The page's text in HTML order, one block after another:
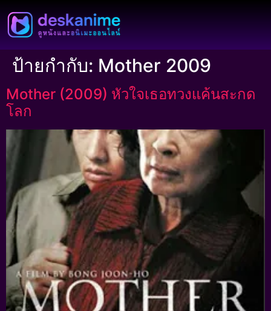
ป้ายกำกับ: Mother 2009
Mother (2009) หัวใจเธอทวงแค้นสะกด
โลก